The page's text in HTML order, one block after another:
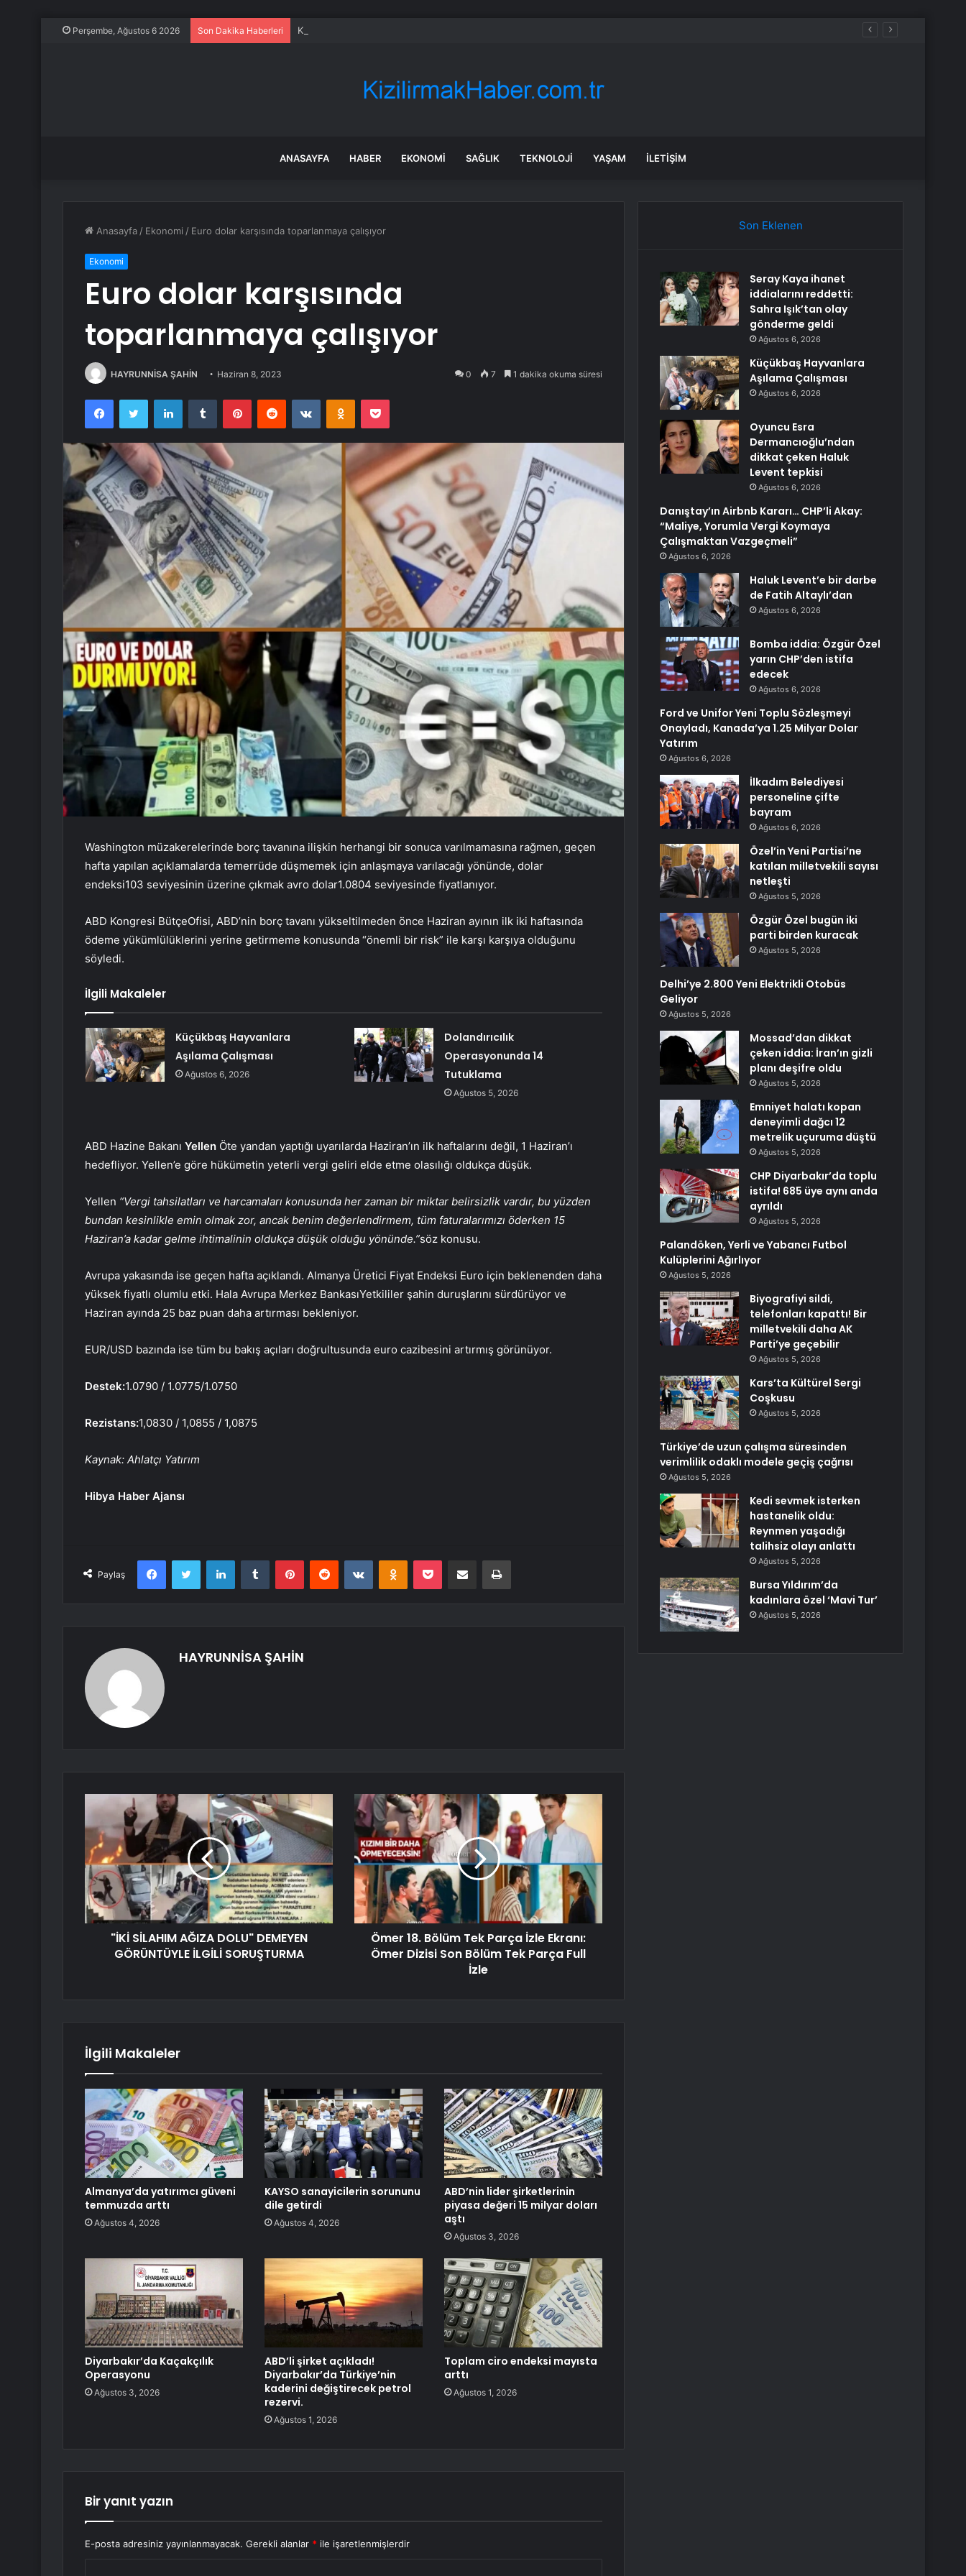
Perşembe, Ağustos 6 2026 Son Dakika Haberleri Küçükbaş Hayvanlara Aşılama Çalışması
ANASAYFA HABER EKONOMI SAĞLIK TEKNOLOJI YAŞAM İLETIŞIM
Anasayfa / Ekonomi / Euro dolar karşısında toparlanmaya çalışıyor
Ekonomi
Euro dolar karşısında
toparlanmaya çalışıyor
HAYRUNNİSA ŞAHİN Haziran 8, 2023 0 7 1 dakika okuma süresi
FacebookTwitter LinkedInTumblr PinterestReddit VKontakteOdnoklassniki
Pocket
Washington müzakerelerinde borç tavanına ilişkin herhangi bir sonuca varılmamasına rağmen, geçen
hafta yapılan açıklamalarda temerrüde düşmemek için anlaşmaya varılacağı yönünde, dolar
endeksi103 seviyesinin üzerine çıkmak avro dolar1.0804 seviyesinde fiyatlanıyor.
ABD Kongresi BütçeOfisi, ABD’nin borç tavanı yükseltilmeden önce Haziran ayının ilk iki haftasında
ödeme yükümlülüklerini yerine getirmeme konusunda “önemli bir risk” ile karşı karşıya olduğunu
söyledi.
İlgili Makaleler
Küçükbaş Hayvanlara
Aşılama Çalışması
Ağustos 6, 2026
Dolandırıcılık
Operasyonunda 14
Tutuklama
Ağustos 5, 2026
ABD Hazine Bakanı Yellen Öte yandan yaptığı uyarılarda Haziran’ın ilk haftalarını değil, 1 Haziran’ı
hedefliyor. Yellen’e göre hükümetin yeterli vergi geliri elde etme olasılığı oldukça düşük.
Yellen “Vergi tahsilatları ve harcamaları konusunda her zaman bir miktar belirsizlik vardır, bu yüzden
bundan kesinlikle emin olmak zor, ancak benim değerlendirmem, tüm faturalarımızı öderken 15
Haziran’a kadar gelme ihtimalinin oldukça düşük olduğu yönünde.”söz konusu.
Avrupa yakasında ise geçen hafta açıklandı. Almanya Üretici Fiyat Endeksi Euro için beklenenden daha
yüksek fiyatlı olumlu etki. Hala Avrupa Merkez BankasıYetkililer şahin duruşlarını sürdürüyor ve
Haziran ayında 25 baz puan daha artırması bekleniyor.
EUR/USD bazında ise tüm bu bakış açıları doğrultusunda euro cazibesini artırmış görünüyor.
Destek:1.0790 / 1.0775/1.0750
Rezistans:1,0830 / 1,0855 / 1,0875
Kaynak: Ahlatçı Yatırım
Hibya Haber Ajansı
Paylaş
FacebookTwitter LinkedInTumblr PinterestReddit VKontakteOdnoklassniki
Pocket E-Posta ile paylaş Yazdır
HAYRUNNİSA ŞAHİN
"İKİ SİLAHIM AĞIZA DOLU" DEMEYEN
GÖRÜNTÜYLE İLGİLİ SORUŞTURMA
Ömer 18. Bölüm Tek Parça İzle Ekranı:
Ömer Dizisi Son Bölüm Tek Parça Full
İzle
İlgili Makaleler
Almanya’da yatırımcı güveni
temmuzda arttı
Ağustos 4, 2026
KAYSO sanayicilerin sorununu
dile getirdi
Ağustos 4, 2026
ABD’nin lider şirketlerinin
piyasa değeri 15 milyar doları
aştı
Ağustos 3, 2026
Diyarbakır’da Kaçakçılık
Operasyonu
Ağustos 3, 2026
ABD’li şirket açıkladı!
Diyarbakır’da Türkiye’nin
kaderini değiştirecek petrol
rezervi.
Ağustos 1, 2026
Toplam ciro endeksi mayısta
arttı
Ağustos 1, 2026
Bir yanıt yazın
E-posta adresiniz yayınlanmayacak. Gerekli alanlar * ile işaretlenmişlerdir
Son Eklenen
Seray Kaya ihanet
iddialarını reddetti:
Sahra Işık’tan olay
gönderme geldi
Ağustos 6, 2026
Küçükbaş Hayvanlara
Aşılama Çalışması
Ağustos 6, 2026
Oyuncu Esra
Dermancıoğlu’ndan
dikkat çeken Haluk
Levent tepkisi
Ağustos 6, 2026
Danıştay’ın Airbnb Kararı… CHP’li Akay:
“Maliye, Yorumla Vergi Koymaya
Çalışmaktan Vazgeçmeli”
Ağustos 6, 2026
Haluk Levent’e bir darbe
de Fatih Altaylı’dan
Ağustos 6, 2026
Bomba iddia: Özgür Özel
yarın CHP’den istifa
edecek
Ağustos 6, 2026
Ford ve Unifor Yeni Toplu Sözleşmeyi
Onayladı, Kanada’ya 1.25 Milyar Dolar
Yatırım
Ağustos 6, 2026
İlkadım Belediyesi
personeline çifte
bayram
Ağustos 6, 2026
Özel’in Yeni Partisi’ne
katılan milletvekili sayısı
netleşti
Ağustos 5, 2026
Özgür Özel bugün iki
parti birden kuracak
Ağustos 5, 2026
Delhi’ye 2.800 Yeni Elektrikli Otobüs
Geliyor
Ağustos 5, 2026
Mossad’dan dikkat
çeken iddia: İran’ın gizli
planı deşifre oldu
Ağustos 5, 2026
Emniyet halatı kopan
deneyimli dağcı 12
metrelik uçuruma düştü
Ağustos 5, 2026
CHP Diyarbakır’da toplu
istifa! 685 üye aynı anda
ayrıldı
Ağustos 5, 2026
Palandöken, Yerli ve Yabancı Futbol
Kulüplerini Ağırlıyor
Ağustos 5, 2026
Biyografiyi sildi,
telefonları kapattı! Bir
milletvekili daha AK
Parti’ye geçebilir
Ağustos 5, 2026
Kars’ta Kültürel Sergi
Coşkusu
Ağustos 5, 2026
Türkiye’de uzun çalışma süresinden
verimlilik odaklı modele geçiş çağrısı
Ağustos 5, 2026
Kedi sevmek isterken
hastanelik oldu:
Reynmen yaşadığı
talihsiz olayı anlattı
Ağustos 5, 2026
Bursa Yıldırım’da
kadınlara özel ‘Mavi Tur’
Ağustos 5, 2026